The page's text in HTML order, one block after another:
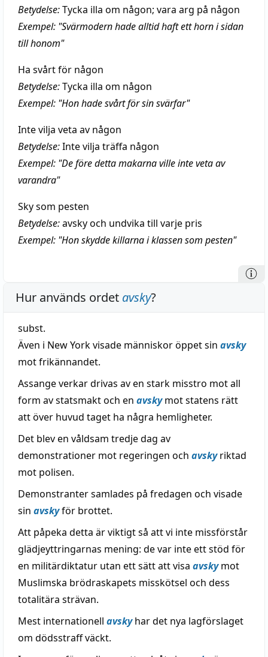
Betydelse:Tycka illa om någon; vara arg på någon
Exempel: "Svärmodern hade alltid haft ett horn i sidan
till honom"
Ha svårt för någon
Betydelse:Tycka illa om någon
Exempel: "Hon hade svårt för sin svärfar"
Inte vilja veta av någon
Betydelse:Inte vilja träffa någon
Exempel: "De före detta makarna ville inte veta av
varandra"
Sky som pesten
Betydelse:avsky och undvika till varje pris
Exempel: "Hon skydde killarna i klassen som pesten"
Hur används ordet avsky?
subst.
Även i New York visade människor öppet sin avsky
mot frikännandet.
Assange verkar drivas av en stark misstro mot all
form av statsmakt och en avskymot statens rätt
att över huvud taget ha några hemligheter.
Det blev en våldsam tredje dag av
demonstrationer mot regeringen och avskyriktad
mot polisen.
Demonstranter samlades på fredagen och visade
sin avskyför brottet.
Att påpeka detta är viktigt så att vi inte missförstår
glädjeyttringarnas mening: de var inte ett stöd för
en militärdiktatur utan ett sätt att visa avskymot
Muslimska brödraskapets misskötsel och dess
totalitära strävan.
Mest internationell avskyhar det nya lagförslaget
om dödsstraff väckt.